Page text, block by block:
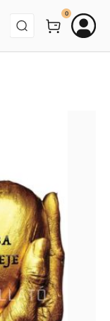
BEJELENTKEZÉS
0